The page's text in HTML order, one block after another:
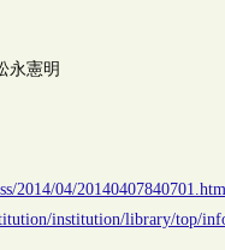
永憲明
2014/04/
institution/library/top/